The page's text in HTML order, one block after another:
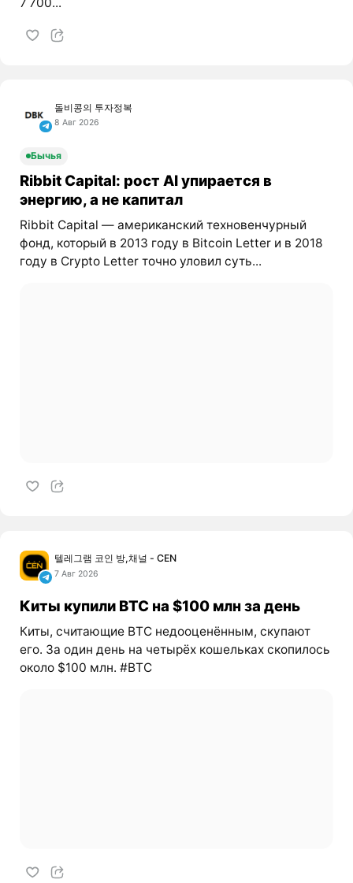
돌비콩의 투자정복
8 Авг 2026
Бычья
Ribbit Capital: рост AI упирается в
энергию, а не капитал
Ribbit Capital — американский техновенчурный
фонд, который в 2013 году в Bitcoin Letter и в 2018
году в Crypto Letter точно уловил суть...
텔레그램 코인 방,채널 - CEN
7 Авг 2026
Киты купили BTC на $100 млн за день
Киты, считающие BTC недооценённым, скупают
его. За один день на четырёх кошельках скопилось
около $100 млн. #BTC